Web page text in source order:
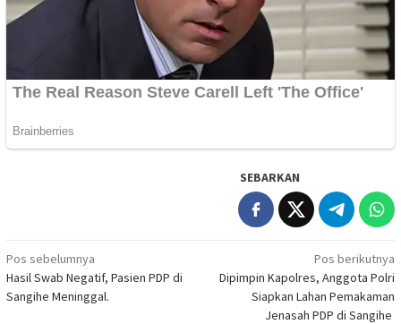
SEBARKAN
Navigasi
pos
Pos sebelumnya
Hasil Swab Negatif, Pasien PDP di
Sangihe Meninggal.
Pos berikutnya
Dipimpin Kapolres, Anggota Polri
Siapkan Lahan Pemakaman
Jenasah PDP di Sangihe